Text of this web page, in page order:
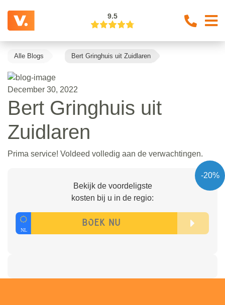
9.5
Alle Blogs Bert Gringhuis uit Zuidlaren
December 30, 2022
Bert Gringhuis uit
Zuidlaren
Prima service! Voldeed volledig aan de verwachtingen.
-20%
Bekijk de voordeligste
kosten bij u in de regio: